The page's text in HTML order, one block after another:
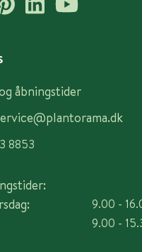
åbningstider
8853
9.00 -
9.00 -